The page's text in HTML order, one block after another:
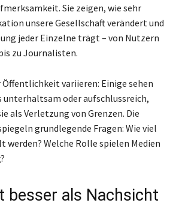
Sie zeigen, wie sehr
unsere Gesellschaft verändert und
jeder Einzelne trägt – von Nutzern
zu Journalisten.
Öffentlichkeit variieren: Einige sehen
unterhaltsam oder aufschlussreich,
als Verletzung von Grenzen. Die
grundlegende Fragen: Wie viel
werden? Welche Rolle spielen Medien
besser als Nachsicht